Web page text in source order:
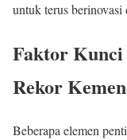
untuk terus
Faktor
Rekor
Beberapa elemen